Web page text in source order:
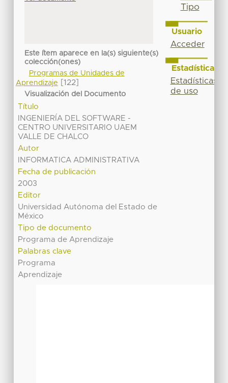
Este ítem aparece en la(s) siguiente(s)
colección(ones)
Programas de Unidades de
Aprendizaje
[122]
Visualización del Documento
Título
INGENIERÍA DEL SOFTWARE -
CENTRO UNIVERSITARIO UAEM
VALLE DE CHALCO
Autor
INFORMATICA ADMINISTRATIVA
Fecha de publicación
2003
Editor
Universidad Autónoma del Estado de
México
Tipo de documento
Programa de Aprendizaje
Palabras clave
Programa
Aprendizaje
Tipo
Usuario
Acceder
Estadísticas
Estadísticas
de uso